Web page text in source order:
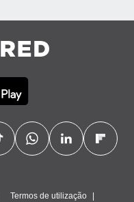
Termos de utilização